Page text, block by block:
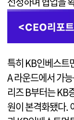
특히 KB인베스트
A 라운드에서 가
리즈 B부터는 KB
원이 본격화됐다.